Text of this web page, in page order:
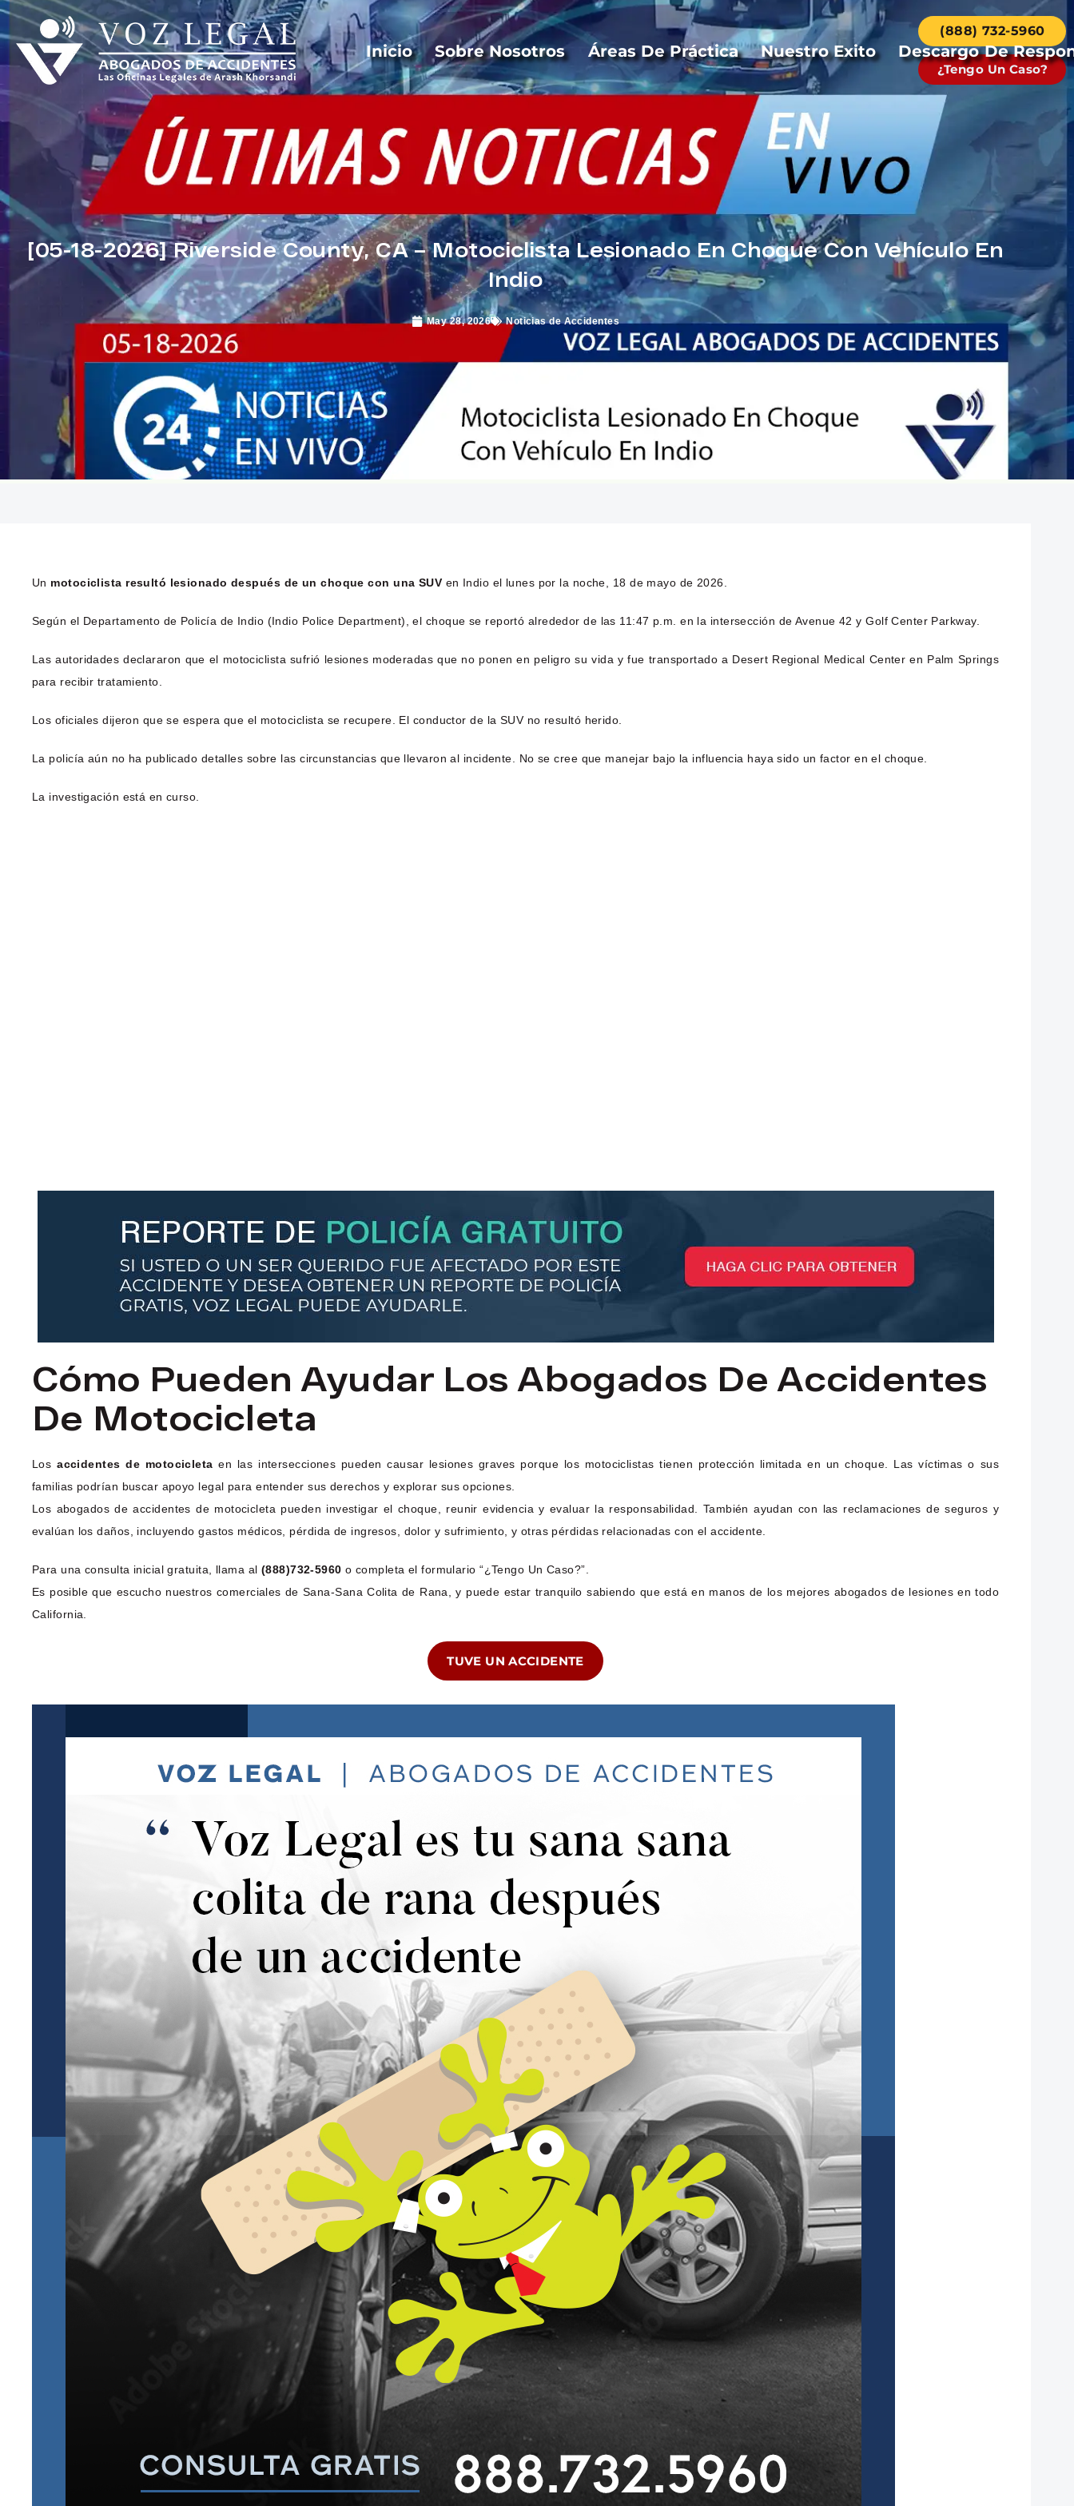
Inicio Sobre Nosotros Áreas De Práctica Nuestro Exito Descargo De
(888) 732-5960
¿Tengo Un Caso?
[05-18-2026] Riverside County, CA – Motociclista Lesionado En Choque Con Vehículo En
Indio
May 28, 2026 Noticias de Accidentes
Un motociclista resultó lesionado después de un choque con una SUV en Indio el lunes por la noche, 18 de mayo de 2026.
Según el Departamento de Policía de Indio (Indio Police Department), el choque se reportó alrededor de las 11:47 p.m. en la intersección de Avenue 42 y Golf Center Parkway.
Las autoridades declararon que el motociclista sufrió lesiones moderadas que no ponen en peligro su vida y fue transportado a Desert Regional Medical Center en Palm Springs
para recibir tratamiento.
Los oficiales dijeron que se espera que el motociclista se recupere. El conductor de la SUV no resultó herido.
La policía aún no ha publicado detalles sobre las circunstancias que llevaron al incidente. No se cree que manejar bajo la influencia haya sido un factor en el choque.
La investigación está en curso.
Cómo Pueden Ayudar Los Abogados De Accidentes
De Motocicleta
Losaccidentes de motocicleta en las intersecciones pueden causar lesiones graves porque los motociclistas tienen protección limitada en un choque. Las víctimas o sus
familias podrían buscar apoyo legal para entender sus derechos y explorar sus opciones.
Los abogados de accidentes de motocicleta pueden investigar el choque, reunir evidencia y evaluar la responsabilidad. También ayudan con las reclamaciones de seguros y
evalúan los daños, incluyendo gastos médicos, pérdida de ingresos, dolor y sufrimiento, y otras pérdidas relacionadas con el accidente.
Para una consulta inicial gratuita, llama al (888)732-5960 o completa el formulario “¿Tengo Un Caso?”.
Es posible que escucho nuestros comerciales de Sana-Sana Colita de Rana, y puede estar tranquilo sabiendo que está en manos de los mejores abogados de lesiones en todo
California.
TUVE UN ACCIDENTE